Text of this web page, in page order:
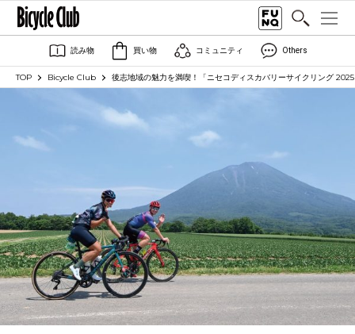
読み物 買い物 コミュニティ Others
TOP Bicycle Club 後志地域の魅力を満喫！「ニセコディスカバリーサイクリング